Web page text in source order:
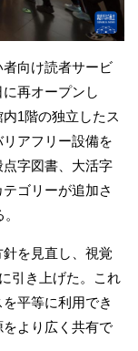
向け読者サービ
再オープンし
1階の独立したス
アフリー設備を
字図書、大活字
ゴリーが追加さ
を見直し、視覚
引き上げた。これ
平等に利用でき
より広く共有で